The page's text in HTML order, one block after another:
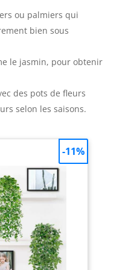
ou palmiers qui
bien sous
le jasmin, pour obtenir
des pots de fleurs
selon les saisons.
-11%